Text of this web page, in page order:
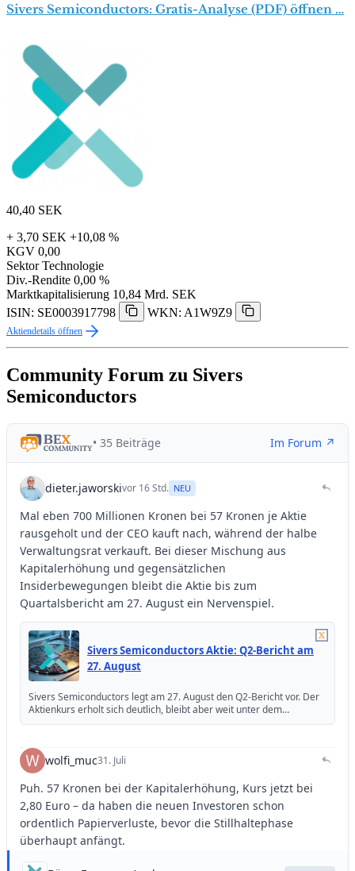
Sivers Semiconductors: Gratis-Analyse (PDF) öffnen …
40,40 SEK
+ 3,70 SEK +10,08 %
KGV 0,00
Sektor Technologie
Div.-Rendite 0,00 %
Marktkapitalisierung 10,84 Mrd. SEK
ISIN: SE0003917798
WKN: A1W9Z9
Aktiendetails öffnen
Community Forum zu Sivers
Semiconductors